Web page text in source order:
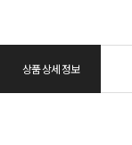
상품 상세 정보